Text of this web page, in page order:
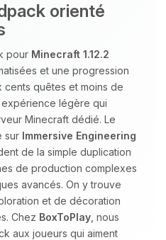
orienté
pour Minecraft 1.12.2
et une progression
quêtes et moins de
légère qui
Minecraft dédié. Le
sur Immersive Engineering
de la simple duplication
de production complexes
avancés. On y trouve
et de décoration
Chez BoxToPlay , nous
aux joueurs qui aiment